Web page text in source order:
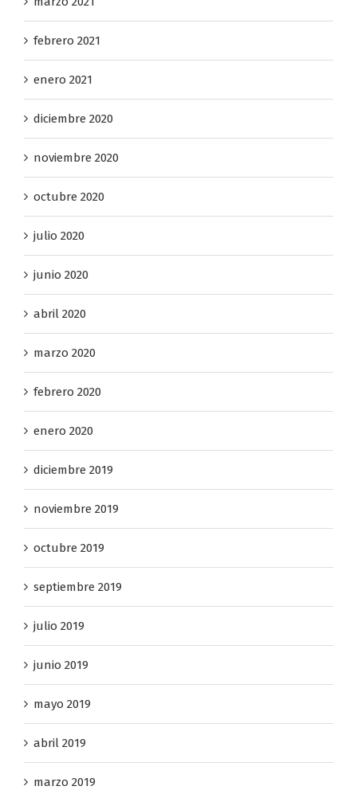
febrero 2021
enero 2021
diciembre 2020
noviembre 2020
octubre 2020
julio 2020
junio 2020
abril 2020
marzo 2020
febrero 2020
enero 2020
diciembre 2019
noviembre 2019
octubre 2019
septiembre 2019
julio 2019
junio 2019
mayo 2019
abril 2019
marzo 2019